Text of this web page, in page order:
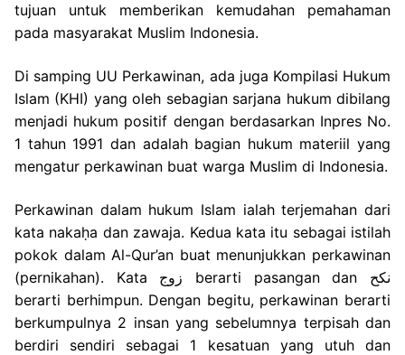
tujuan untuk memberikan kemudahan pemahaman
pada masyarakat Muslim Indonesia.
Di samping UU Perkawinan, ada juga Kompilasi Hukum
Islam (KHI) yang oleh sebagian sarjana hukum dibilang
menjadi hukum positif dengan berdasarkan Inpres No.
1 tahun 1991 dan adalah bagian hukum materiil yang
mengatur perkawinan buat warga Muslim di Indonesia.
Perkawinan dalam hukum Islam ialah terjemahan dari
kata nakaḥa dan zawaja. Kedua kata itu sebagai istilah
pokok dalam Al-Qur’an buat menunjukkan perkawinan
(pernikahan). Kata زوج berarti pasangan dan نكح
berarti berhimpun. Dengan begitu, perkawinan berarti
berkumpulnya 2 insan yang sebelumnya terpisah dan
berdiri sendiri sebagai 1 kesatuan yang utuh dan